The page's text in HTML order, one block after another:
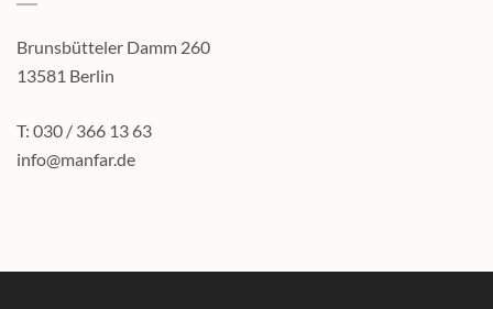
Brunsbütteler Damm 260
13581 Berlin
T: 030 / 366 13 63
info@manfar.de